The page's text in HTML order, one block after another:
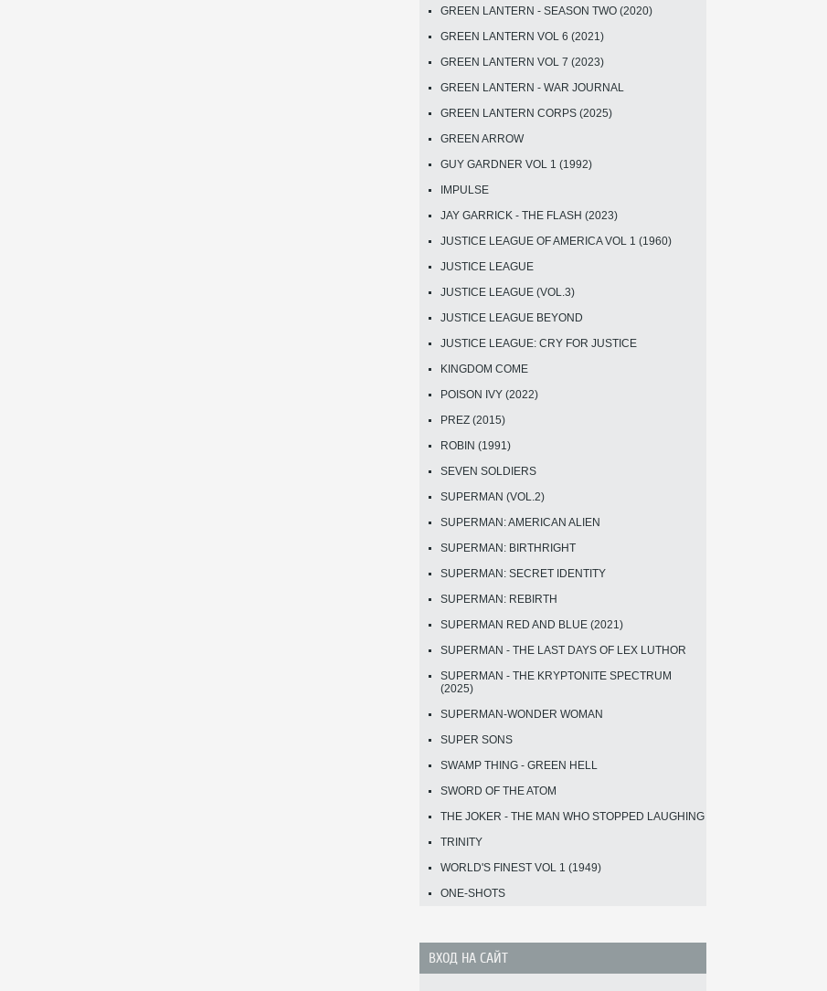
GREEN LANTERN - SEASON TWO (2020)
GREEN LANTERN VOL 6 (2021)
GREEN LANTERN VOL 7 (2023)
GREEN LANTERN - WAR JOURNAL
GREEN LANTERN CORPS (2025)
GREEN ARROW
GUY GARDNER VOL 1 (1992)
IMPULSE
JAY GARRICK - THE FLASH (2023)
JUSTICE LEAGUE OF AMERICA VOL 1 (1960)
JUSTICE LEAGUE
JUSTICE LEAGUE (VOL.3)
JUSTICE LEAGUE BEYOND
JUSTICE LEAGUE: CRY FOR JUSTICE
KINGDOM COME
POISON IVY (2022)
PREZ (2015)
ROBIN (1991)
SEVEN SOLDIERS
SUPERMAN (VOL.2)
SUPERMAN: AMERICAN ALIEN
SUPERMAN: BIRTHRIGHT
SUPERMAN: SECRET IDENTITY
SUPERMAN: REBIRTH
SUPERMAN RED AND BLUE (2021)
SUPERMAN - THE LAST DAYS OF LEX LUTHOR
SUPERMAN - THE KRYPTONITE SPECTRUM
(2025)
SUPERMAN-WONDER WOMAN
SUPER SONS
SWAMP THING - GREEN HELL
SWORD OF THE ATOM
THE JOKER - THE MAN WHO STOPPED LAUGHING
TRINITY
WORLD'S FINEST VOL 1 (1949)
ONE-SHOTS
ВХОД НА САЙТ